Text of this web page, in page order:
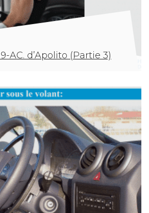
AC. d’Apolito (Partie 3)